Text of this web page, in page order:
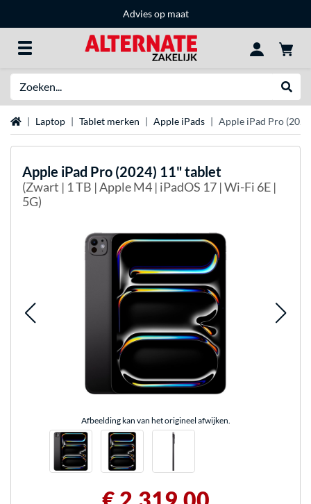
Advies op maat
Home Laptop Tablet merken Apple iPads Apple iPad Pro
Apple iPad Pro (2024) 11" tablet
(Zwart | 1 TB | Apple M4 | iPadOS 17 | Wi-Fi 6E |
5G)
Afbeelding kan van het origineel afwijken.